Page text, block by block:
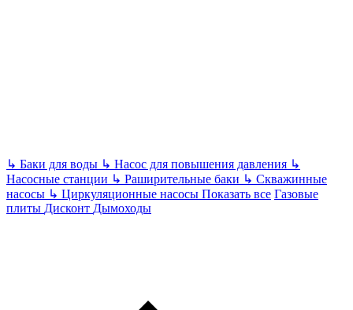
↳ Баки для воды ↳ Насос для повышения давления ↳
Насосные станции ↳ Раширительные баки ↳ Скважинные
насосы ↳ Циркуляционные насосы Показать все Газовые
плиты Дисконт Дымоходы